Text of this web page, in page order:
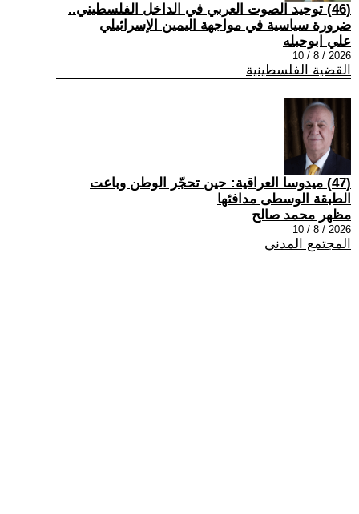
(46) توحيد الصوت العربي في الداخل الفلسطيني..
ضرورة سياسية في مواجهة اليمين الإسرائيلي
علي ابوحبله
2026 / 8 / 10
القضية الفلسطينية
(47) ميدوسا العراقية: حين تحجّر الوطن وباعت
الطبقة الوسطى مدافئها
مظهر محمد صالح
2026 / 8 / 10
المجتمع المدني